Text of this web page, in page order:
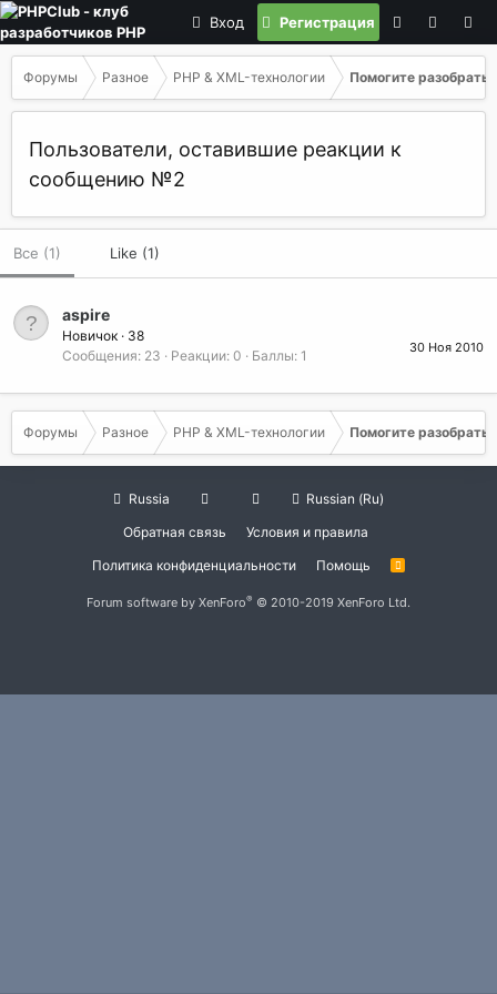
Вход Регистрация
Форумы Разное PHP & XML-технологии Помогите разобрать
Пользователи, оставившие реакции к
сообщению №2
Все (1) Like (1)
30 Ноя 2010
aspire
Новичок · 38
Сообщения 23 Реакции 0 Баллы 1
Форумы Разное PHP & XML-технологии Помогите разобрать
Russia
Russian (Ru)
Обратная связь
Условия и правила
Политика конфиденциальности
Помощь
R
Forum software by XenForo® © 2010-2019 XenForo Ltd.